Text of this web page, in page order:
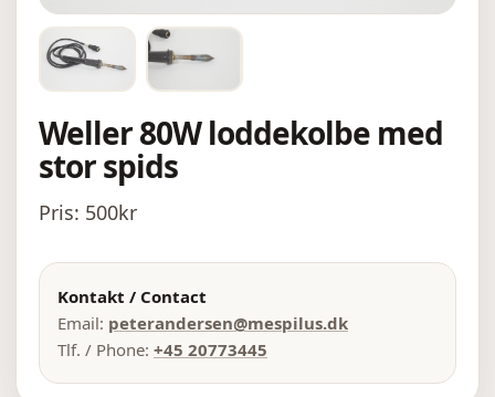
Weller 80W loddekolbe med
stor spids
Pris: 500kr
Kontakt / Contact
Email: peterandersen@mespilus.dk
Tlf. / Phone: +45 20773445